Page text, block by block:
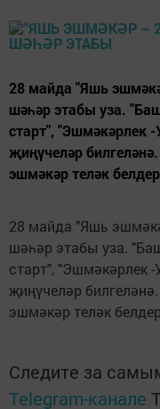
28 майда "Яшь
шәһәр этабы уза.
старт", "Эшмәкәрлек
җиңүчеләр
эшмәкәр теләк
28 майда "Яшь
шәһәр этабы уза.
старт", "Эшмәкәрлек
җиңүчеләр
эшмәкәр теләк
Следите за
Telegram-канале